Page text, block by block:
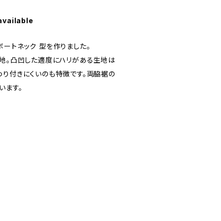
トネック 型を作りました。
。凸凹した適度にハリがある生地は
付きにくいのも特徴です。両脇裾の
ます。